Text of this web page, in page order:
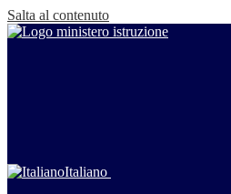
Salta al contenuto
Italiano